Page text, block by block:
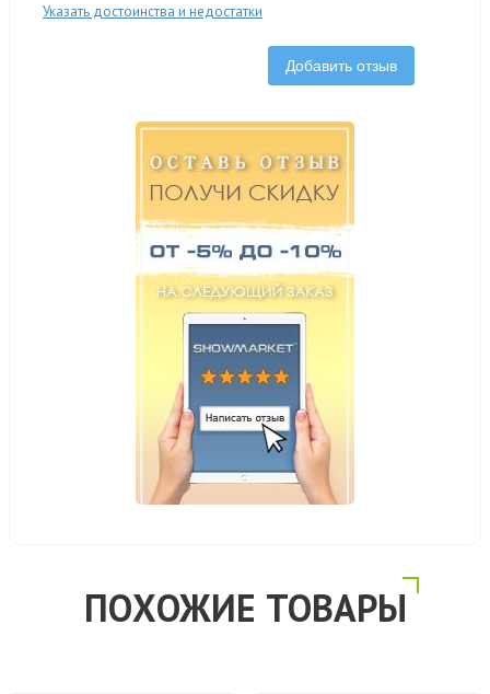
Указать достоинства и недостатки
Добавить отзыв
ПОХОЖИЕ ТОВАРЫ